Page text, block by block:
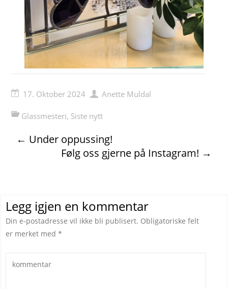
17. Oktober 2024 Anette Muldal
Glassmesteri, Siste nytt
← Under oppussing!
Følg oss gjerne på Instagram! →
Legg igjen en kommentar
Din e-postadresse vil ikke bli publisert. Obligatoriske felt
er merket med*